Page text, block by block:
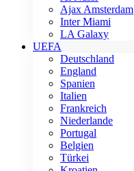
Ajax Amsterdam
Inter Miami
LA Galaxy
UEFA
Deutschland
England
Spanien
Italien
Frankreich
Niederlande
Portugal
Belgien
Türkei